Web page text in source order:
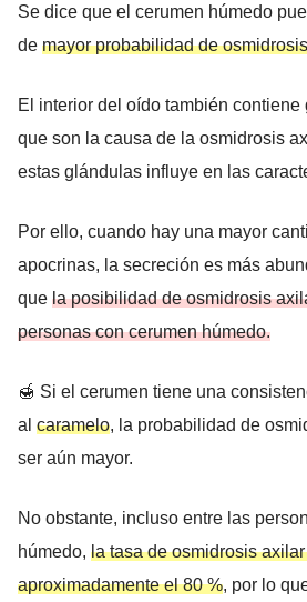
Se dice que el cerumen húmedo
de mayor probabilidad de
El interior del oído también
que son la causa de la osmidrosis
estas glándulas influye en las
Por ello, cuando hay una mayor
apocrinas, la secreción es más
que la posibilidad de osmidrosis
personas con cerumen húmedo.
🍯 Si el cerumen tiene una
al caramelo, la probabilidad de
ser aún mayor.
No obstante, incluso entre las
húmedo, la tasa de osmidrosis
aproximadamente el 80 %, por lo